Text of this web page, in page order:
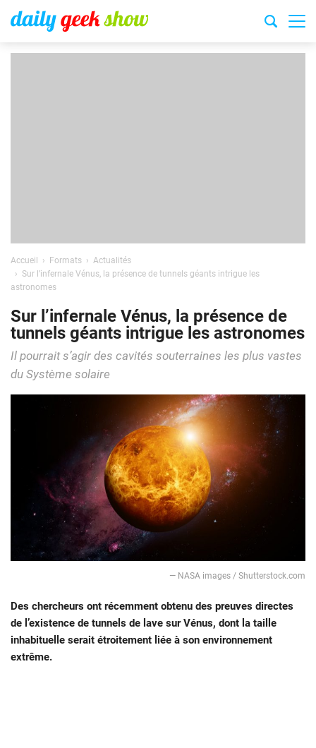
Accueil Formats
Actualités
Sur l’infernale Vénus, la présence de tunnels géants intrigue les
astronomes
Sur l’infernale Vénus, la présence de
tunnels géants intrigue les astronomes
Il pourrait s’agir des cavités souterraines les plus vastes
du Système solaire
― NASA images / Shutterstock.com
Des chercheurs ont récemment obtenu des preuves directes
de l’existence de tunnels de lave sur Vénus, dont la taille
inhabituelle serait étroitement liée à son environnement
extrême.